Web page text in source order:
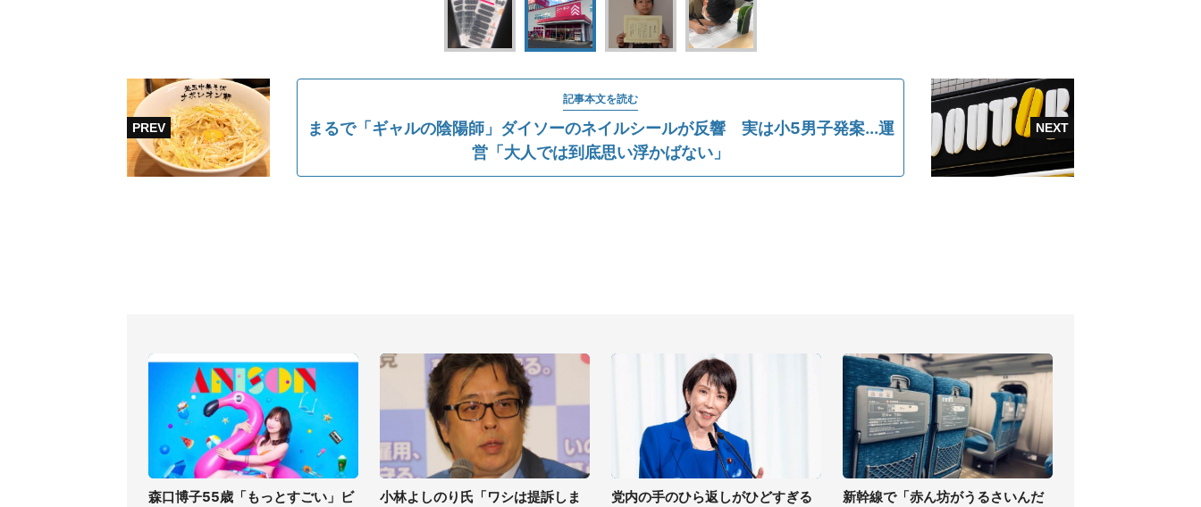
記事本文を読む
まるで「ギャルの陰陽師」ダイソーのネイルシールが反響 実は小5男子発案...運
営「大人では到底思い浮かばない」
森口博子55歳「もっとすごい」ビ
小林よしのり氏「ワシは提訴しま
党内の手のひら返しがひどすぎる
新幹線で「赤ん坊がうるさいんだ